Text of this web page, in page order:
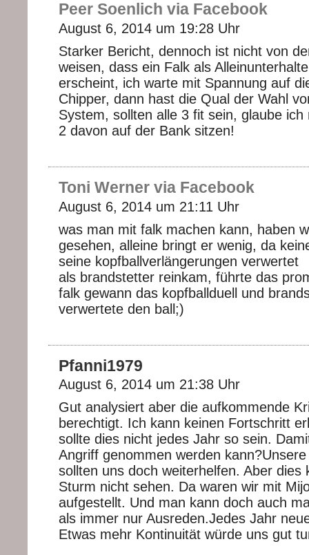
Peer Soenlich via Facebook
August 6, 2014 um 19:28 Uhr
Starker Bericht, dennoch ist nicht von
weisen, dass ein Falk als
erscheint, ich warte mit Spannung auf
Chipper, dann hast die Qual der Wahl
System, sollten alle 3 fit sein, glaube ich
2 davon auf der Bank sitzen!
Toni Werner via Facebook
August 6, 2014 um 21:11 Uhr
was man mit falk machen kann, haben
gesehen, alleine bringt er wenig, da
seine kopfballverlängerungen verwertet
als brandstetter reinkam, führte das
falk gewann das kopfballduell und
verwertete den ball;)
Pfanni1979
August 6, 2014 um 21:38 Uhr
Gut analysiert aber die aufkommende
berechtigt. Ich kann keinen Fortschritt
sollte dies nicht jedes Jahr so sein.
Angriff genommen werden
sollten uns doch weiterhelfen. Aber dies
Sturm nicht sehen. Da waren wir mit
aufgestellt. Und man kann doch auch
als immer nur Ausreden.Jedes Jahr
Etwas mehr Kontinuität würde uns gut